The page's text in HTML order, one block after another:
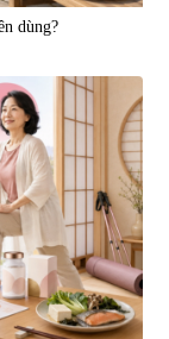
trùng hạ thảo hỗ
sinh lực
Premium Yo
- Date 08/2027
33.654
dùng?